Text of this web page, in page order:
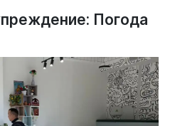
Погода